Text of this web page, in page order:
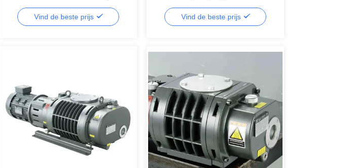
Intermediat van het de
Verbindingsaluminium de
Vind de beste prijs
Ventilators 1000m3/H van
Aanjaagpompwortels
Vind de beste prijs